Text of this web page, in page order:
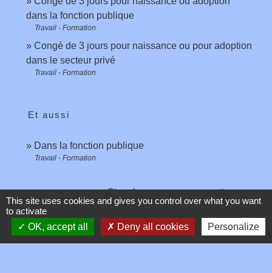
dans la fonction publique
Travail - Formation
Congé de 3 jours pour naissance ou pour adoption
dans le secteur privé
Travail - Formation
Et aussi
Dans la fonction publique
Travail - Formation
Signaler une erreur sur cette page
This site uses cookies and gives you control over what you want
to activate
OK, accept all
Deny all cookies Personalize